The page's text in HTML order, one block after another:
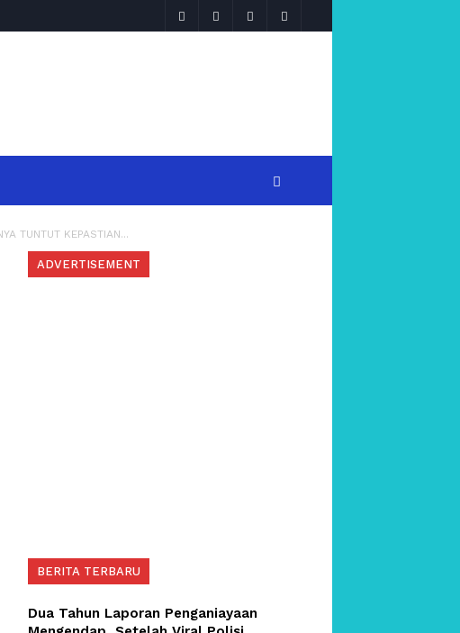
TUNTUT KEPASTIAN...
ADVERTISEMENT
BERITA TERBARU
Dua Tahun Laporan Penganiayaan